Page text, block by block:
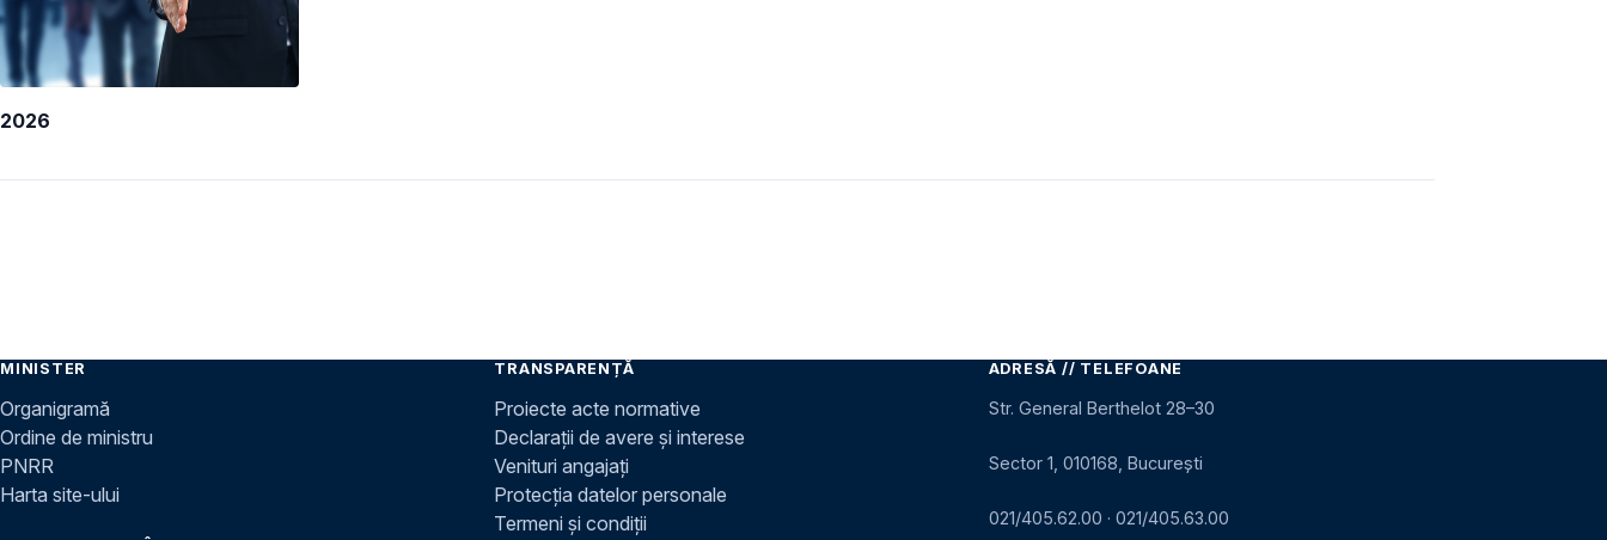
2026
MINISTER
Organigramă
Ordine de ministru
PNRR
Harta site-ului
TRANSPARENȚĂ
Proiecte acte normative
Declarații de avere și interese
Venituri angajați
Protecția datelor personale
Termeni și condiții
ADRESĂ // TELEFOANE
Str. General Berthelot 28–30
Sector 1, 010168, București
021/405.62.00 · 021/405.63.00